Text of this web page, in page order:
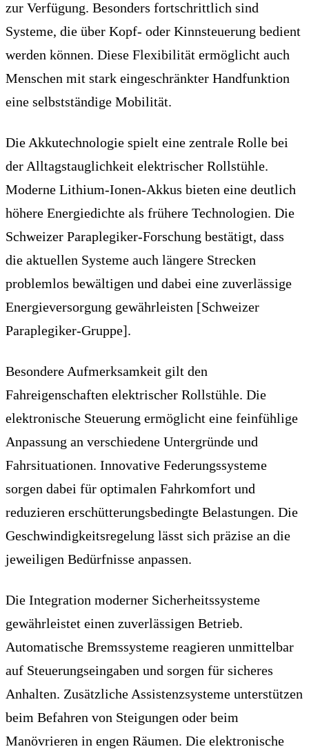
zur Verfügung. Besonders fortschrittlich sind
Systeme, die über Kopf- oder Kinnsteuerung bedient
werden können. Diese Flexibilität ermöglicht auch
Menschen mit stark eingeschränkter Handfunktion
eine selbstständige Mobilität.
Die Akkutechnologie spielt eine zentrale Rolle bei
der Alltagstauglichkeit elektrischer Rollstühle.
Moderne Lithium-Ionen-Akkus bieten eine deutlich
höhere Energiedichte als frühere Technologien. Die
Schweizer Paraplegiker-Forschung bestätigt, dass
die aktuellen Systeme auch längere Strecken
problemlos bewältigen und dabei eine zuverlässige
Energieversorgung gewährleisten [Schweizer
Paraplegiker-Gruppe].
Besondere Aufmerksamkeit gilt den
Fahreigenschaften elektrischer Rollstühle. Die
elektronische Steuerung ermöglicht eine feinfühlige
Anpassung an verschiedene Untergründe und
Fahrsituationen. Innovative Federungssysteme
sorgen dabei für optimalen Fahrkomfort und
reduzieren erschütterungsbedingte Belastungen. Die
Geschwindigkeitsregelung lässt sich präzise an die
jeweiligen Bedürfnisse anpassen.
Die Integration moderner Sicherheitssysteme
gewährleistet einen zuverlässigen Betrieb.
Automatische Bremssysteme reagieren unmittelbar
auf Steuerungseingaben und sorgen für sicheres
Anhalten. Zusätzliche Assistenzsysteme unterstützen
beim Befahren von Steigungen oder beim
Manövrieren in engen Räumen. Die elektronische